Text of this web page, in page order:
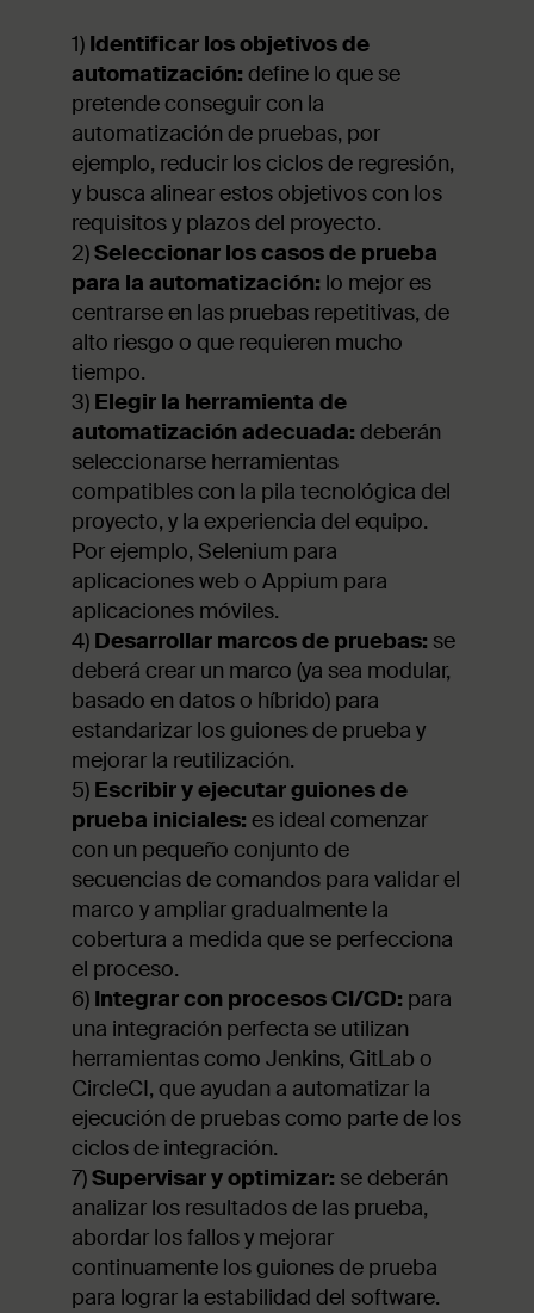
1) Identificar los objetivos de
automatización: define lo que se
pretende conseguir con la
automatización de pruebas, por
ejemplo, reducir los ciclos de regresión,
y busca alinear estos objetivos con los
requisitos y plazos del proyecto.
2)Seleccionar los casos de prueba
para la automatización: lo mejor es
centrarse en las pruebas repetitivas, de
alto riesgo o que requieren mucho
tiempo.
3) Elegir la herramienta de
automatización adecuada: deberán
seleccionarse herramientas
compatibles con la pila tecnológica del
proyecto, y la experiencia del equipo.
Por ejemplo, Selenium para
aplicaciones web o Appium para
aplicaciones móviles.
4) Desarrollar marcos de pruebas: se
deberá crear un marco (ya sea modular,
basado en datos o híbrido) para
estandarizar los guiones de prueba y
mejorar la reutilización.
5) Escribir y ejecutar guiones de
prueba iniciales: es ideal comenzar
con un pequeño conjunto de
secuencias de comandos para validar el
marco y ampliar gradualmente la
cobertura a medida que se perfecciona
el proceso.
6) Integrar con procesos CI/CD: para
una integración perfecta se utilizan
herramientas como Jenkins, GitLab o
CircleCI, que ayudan a automatizar la
ejecución de pruebas como parte de los
ciclos de integración.
7)Supervisar y optimizar: se deberán
analizar los resultados de las prueba,
abordar los fallos y mejorar
continuamente los guiones de prueba
para lograr la estabilidad del software.